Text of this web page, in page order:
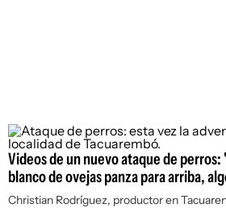
Videos de un nuevo ataque de
blanco de ovejas panza para arriba,
Christian Rodríguez, productor en